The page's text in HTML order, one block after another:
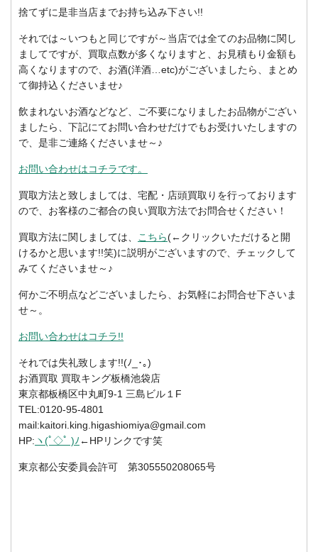
捨てずに是非当店までお持ち込み下さい!!
それでは～いつもと同じですが～当店では全てのお品物に関し
ましてですが、買取点数が多くなりますと、お見積もり金額も
高くなりますので、お酒(洋酒…etc)がございましたら、まとめ
て御持込くださいませ♪
飲まれないお酒などなど、ご不要になりましたお品物がござい
ましたら、下記にてお問い合わせだけでもお受けいたしますの
で、是非ご連絡くださいませ～♪
お問い合わせはコチラです。
買取方法と致しましては、宅配・店頭買取りを行っております
ので、お客様のご都合の良い買取方法でお問合せください！
買取方法に関しましては、 こちら(←クリックいただけると開
けるかと思います!!笑)に説明がございますので、チェックして
みてくださいませ～♪
何かご不明点などございましたら、お気軽にお問合せ下さいま
せ～。
お問い合わせはコチラ!!
それでは失礼致します!!(ﾉ_･｡)
お酒買取 買取キング板橋池袋店
東京都板橋区中丸町9-1 三島ビル１F
TEL:0120-95-4801
mail:kaitori.king.higashiomiya@gmail.com
HP: ヽ(ﾟ◇ﾟ )ﾉ ←HPリンクです笑
東京都公安委員会許可 第305550208065号